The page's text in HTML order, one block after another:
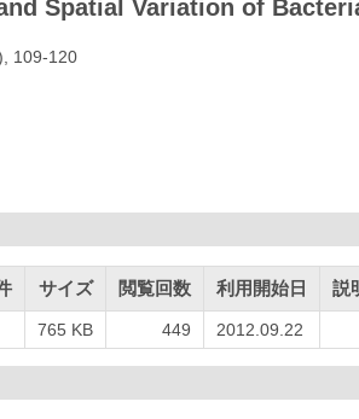
Spatial Variation of
109-120
サイズ 閲覧回数 利用開始日 説
765 KB 449 2012.09.22